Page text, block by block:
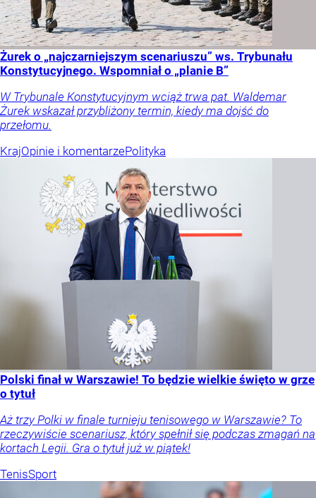
Żurek o „najczarniejszym scenariuszu” ws. Trybunału
Konstytucyjnego. Wspomniał o „planie B”
W Trybunale Konstytucyjnym wciąż trwa pat. Waldemar
Żurek wskazał przybliżony termin, kiedy ma dojść do
przełomu.
KrajOpinie i komentarzePolityka
Polski finał w Warszawie! To będzie wielkie święto w grze
o tytuł
Aż trzy Polki w finale turnieju tenisowego w Warszawie? To
rzeczywiście scenariusz, który spełnił się podczas zmagań na
kortach Legii. Gra o tytuł już w piątek!
TenisSport